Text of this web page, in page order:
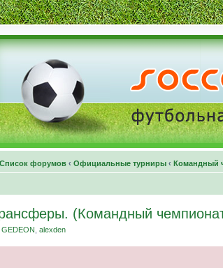
Список форумов ‹ Официальные турниры ‹ Командный
(Командный
GEDEON alexden